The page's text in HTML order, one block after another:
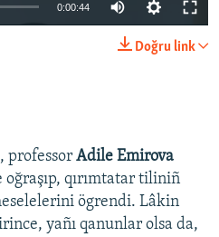
0:00:44
Doğru link
professor Adile Emirova
qırımtatar tiliniñ
ögrendi. Lâkin
yañı qanunlar olsa da,